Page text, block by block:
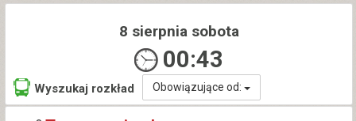
8 sierpnia sobota
00:43
Wyszukaj rozkład Obowiązujące od: